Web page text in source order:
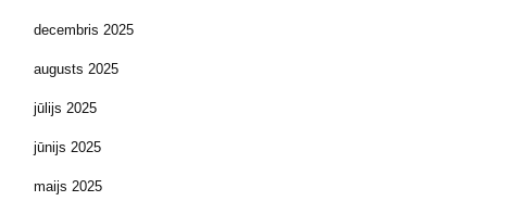
decembris 2025
augusts 2025
jūlijs 2025
jūnijs 2025
maijs 2025